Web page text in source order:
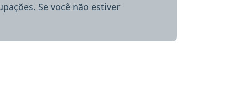
Se você não estiver